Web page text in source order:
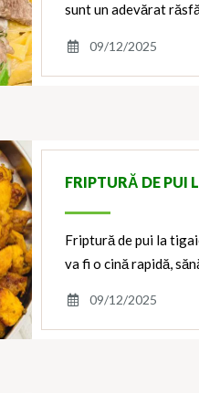
sunt un adevărat
09/12/2025
FRIPTURĂ DE PUI
Friptură de pui la
va fi o cină rapidă,
09/12/2025